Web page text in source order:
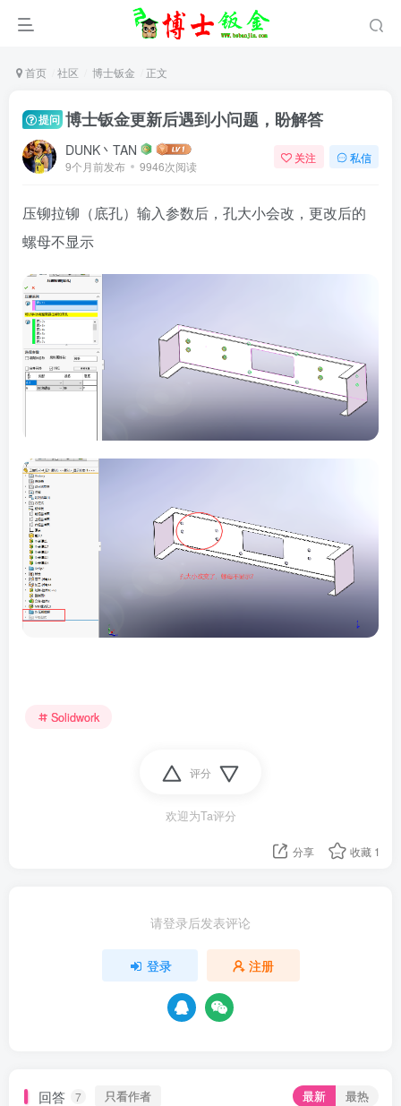
首页 社区 博士钣金 正文
提问 博士钣金更新后遇到小问题，盼解答
DUNK丶TAN
9个月前发布 9946次阅读
关注 私信
压铆拉铆（底孔）输入参数后，孔大小会改，更改后的
螺母不显示
Solidwork
评分
欢迎为Ta评分
分享 收藏 1
请登录后发表评论
登录 注册
回答 7 只看作者 最新 最热